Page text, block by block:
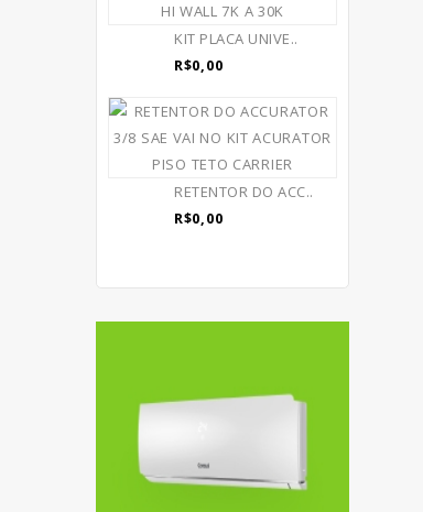
KIT PLACA UNIVE..
R$0,00
RETENTOR DO ACC..
R$0,00